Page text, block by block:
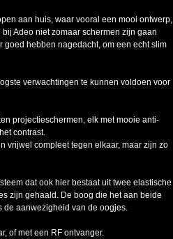
aan huis, waar vooral een mooi ontwerp,
Adeo niet zomaar schermen zijn gaan
hebben nagedacht, om een echt slim
verwachtingen te kunnen voldoen voor
projectieschermen, elk met mooie anti-
contrast.
vrijwel compleet tegen elkaar, maar zijn zo
dat ook hier bestaat uit twee elastische
zijn gehaald. De boog die het aan beide
de aanwezigheid van de oogjes.
of met een RF ontvanger.